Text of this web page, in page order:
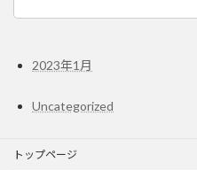
2023年1月
Uncategorized
トップページ